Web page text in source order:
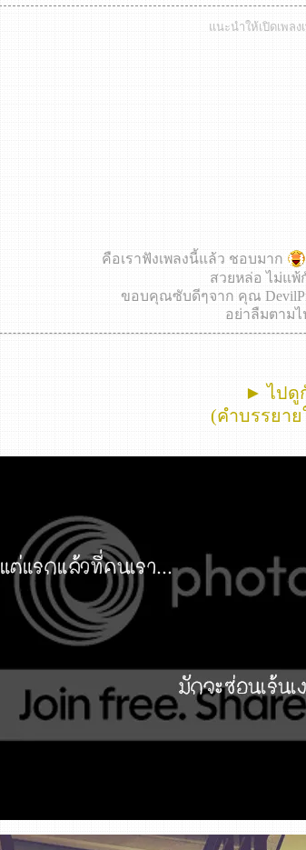
แนะนำให้เปิดเพล
คือเราฟังเพลงนี้แล้ว ชอบมาก
สวยหล่อ ไม่แพ้
ขอบคุณซับดีๆจาก คุณ
อย่าลืมตาม
► ไปดู
(คำบรรยา